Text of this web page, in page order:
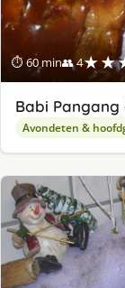
⏱ 60 min👥 4
Babi Pangang
Avondeten &